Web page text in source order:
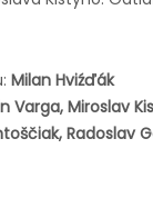
Milan Hviźďák
Varga, Miroslav
Radoslav